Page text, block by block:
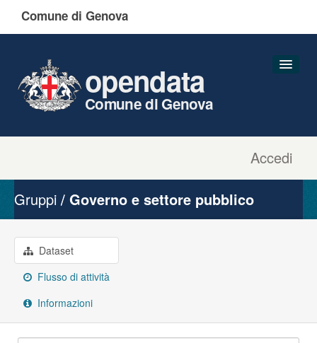
Comune di Genova
Accedi
opendata
Comune di Genova
Gruppi
Gruppi Governo e settore pubblico
Dataset
Flusso di attività
Informazioni